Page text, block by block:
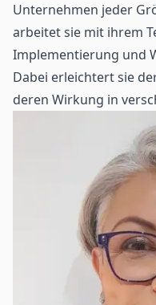
Unternehmen jeder
arbeitet sie mit ihrem
Implementierung und
Dabei erleichtert sie
deren Wirkung in